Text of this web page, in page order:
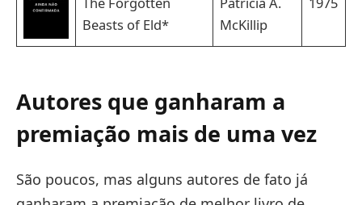
Beasts of Eld*
McKillip
Autores que ganharam a
premiação mais de uma vez
São poucos, mas alguns autores de fato já